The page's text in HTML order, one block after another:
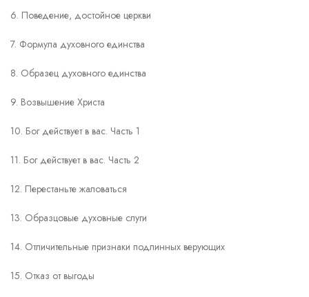
6. Поведение, достойное церкви
7. Формула духовного единства
8. Образец духовного единства
9. Возвышение Христа
10. Бог действует в вас. Часть 1
11. Бог действует в вас. Часть 2
12. Перестаньте жаловаться
13. Образцовые духовные слуги
14. Отличительные признаки подлинных верующих
15. Отказ от выгоды